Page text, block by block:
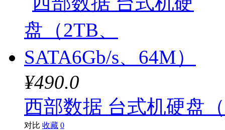
¥490.0
西部数据 台式机硬盘
对比 收藏 0